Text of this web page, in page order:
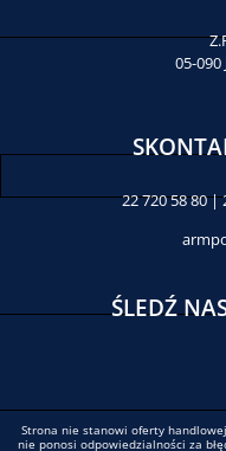
05-090
22 720 58 80 |
ŚLEDŹ
Strona nie stanowi oferty
nie ponosi odpowiedzialności za